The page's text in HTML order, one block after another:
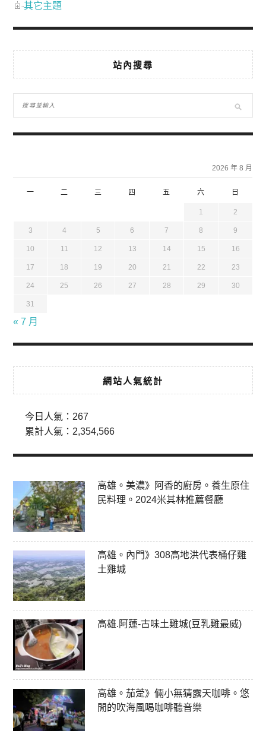
其它主題
站內搜尋
2026 年 8 月
一 二 三 四 五 六 日
1 2
3 4 5 6 7 8 9
10 11 12 13 14 15 16
17 18 19 20 21 22 23
24 25 26 27 28 29 30
31
« 7 月
網站人氣統計
今日人氣： 267
累計人氣： 2,354,566
高雄。美濃》阿香的廚房。養生原住
民料理。2024米其林推薦餐廳
高雄。內門》308高地洪代表桶仔雞
土雞城
高雄.阿蓮-古味土雞城(豆乳雞最威)
高雄。茄萣》倆小無猜露天咖啡。悠
閒的吹海風喝咖啡聽音樂